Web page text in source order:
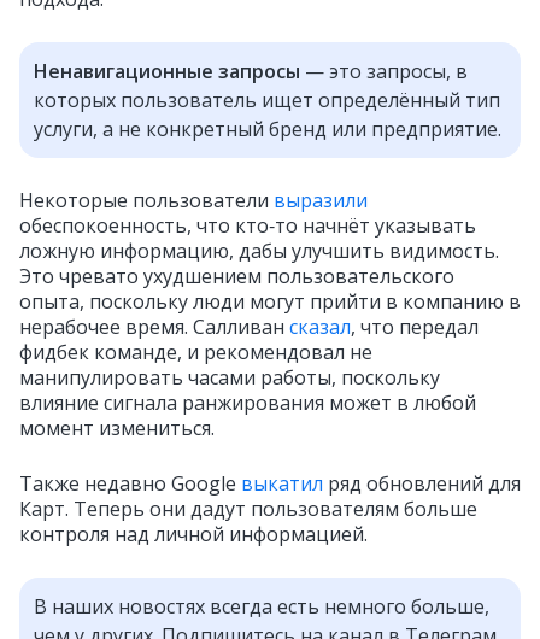
Ненавигационные запросы — это запросы, в
которых пользователь ищет определённый тип
услуги, а не конкретный бренд или предприятие.
Некоторые пользователи выразили
обеспокоенность, что кто‑то начнёт указывать
ложную информацию, дабы улучшить видимость.
Это чревато ухудшением пользовательского
опыта, поскольку люди могут прийти в компанию в
нерабочее время. Салливан сказал, что передал
фидбек команде, и рекомендовал не
манипулировать часами работы, поскольку
влияние сигнала ранжирования может в любой
момент измениться.
Также недавно Google выкатил ряд обновлений для
Карт. Теперь они дадут пользователям больше
контроля над личной информацией.
В наших новостях всегда есть немного больше,